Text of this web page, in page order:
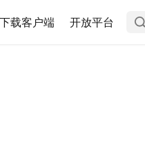
下载客户端 开放平台